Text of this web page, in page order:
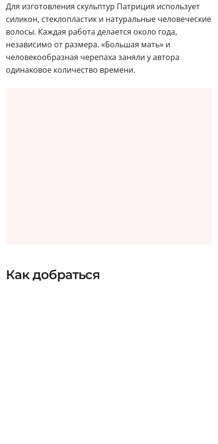
Для изготовления скульптур Патриция использует
силикон, стеклопластик и натуральные человеческие
волосы. Каждая работа делается около года,
независимо от размера. «Большая мать» и
человекообразная черепаха заняли у автора
одинаковое количество времени.
Как добраться